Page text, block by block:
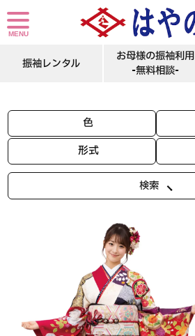
振袖レンタル
お母様の振袖利用
-無料相談-
色
形式
検索